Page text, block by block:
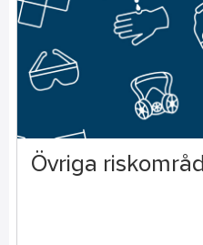
Övriga